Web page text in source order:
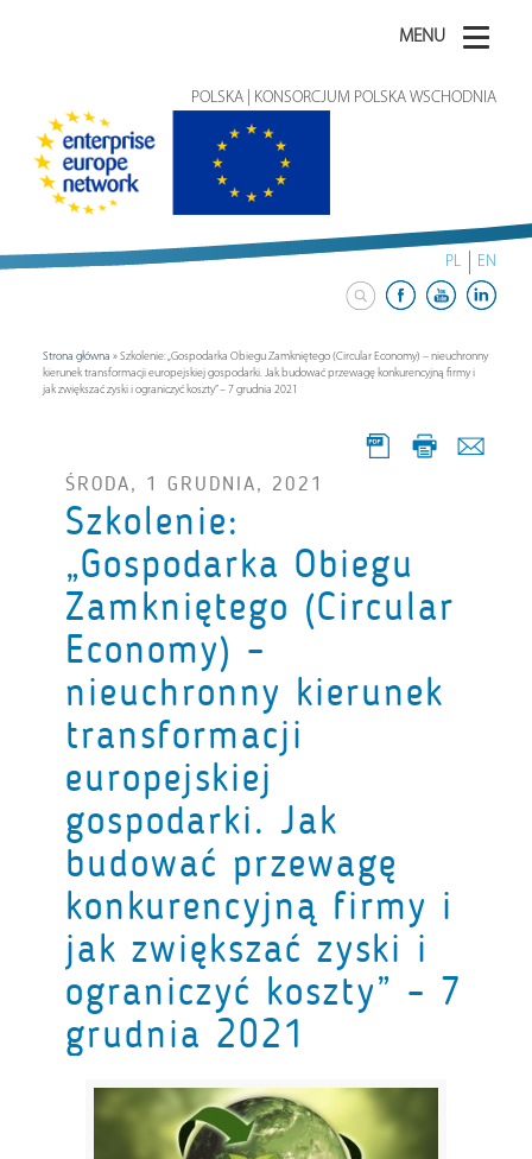
MENU
POLSKA | KONSORCJUM POLSKA WSCHODNIA
PL EN
Strona główna »Szkolenie: „Gospodarka Obiegu Zamkniętego (Circular Economy) – nieuchronny
kierunek transformacji europejskiej gospodarki. Jak budować przewagę konkurencyjną firmy i
jak zwiększać zyski i ograniczyć koszty” – 7 grudnia 2021
ŚRODA, 1 GRUDNIA, 2021
Szkolenie:
„Gospodarka Obiegu
Zamkniętego (Circular
Economy) –
nieuchronny kierunek
transformacji
europejskiej
gospodarki. Jak
budować przewagę
konkurencyjną firmy i
jak zwiększać zyski i
ograniczyć koszty” – 7
grudnia 2021